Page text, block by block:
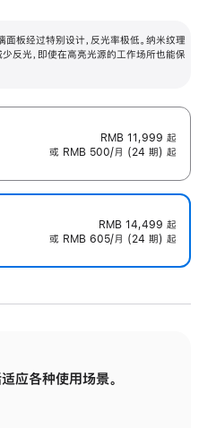
面板经过特别设计，反光率极低。纳米纹理
反光，即使在高亮光源的工作场所也能保
RMB 11,999 起
或 RMB 500/月 (24 期) 起
RMB 14,499 起
或 RMB 605/月 (24 期) 起
应各种使用场景。